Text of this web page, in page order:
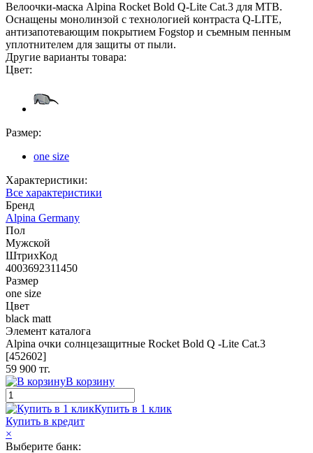
Велоочки-маска Alpina Rocket Bold Q-Lite Cat.3 для MTB.
Оснащены монолинзой с технологией контраста Q-LITE,
антизапотевающим покрытием Fogstop и съемным пенным
уплотнителем для защиты от пыли.
Другие варианты товара:
Цвет:
Размер:
one size
Характеристики:
Все характеристики
Бренд
Alpina Germany
Пол
Мужской
ШтрихКод
4003692311450
Размер
one size
Цвет
black matt
Элемент каталога
Alpina очки солнцезащитные Rocket Bold Q -Lite Cat.3
[452602]
59 900 тг.
В корзину
Купить в 1 клик
Купить в кредит
×
Выберите банк: